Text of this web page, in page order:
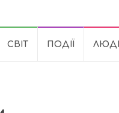
СВІТ ПОДІЇ